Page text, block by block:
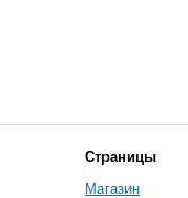
Страницы
Магазин